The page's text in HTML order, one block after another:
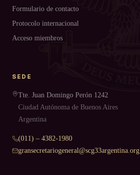
Formulario de contacto
Protocolo internacional
Acceso miembros
SEDE
Tte. Juan Domingo Perón 1242
Ciudad Autónoma de Buenos Aires
Argentina
(011) – 4382-1980
gransecretariogeneral@scg33argentina.org